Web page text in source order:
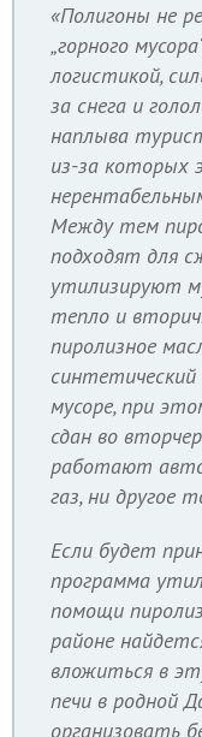
«Полигоны не
„горного
логистикой,
за снега и
наплыва
из-за которых
Между тем
подходят для
утилизируют
тепло и
пиролизное
мусоре, при
сдан во
работают
газ, ни другое
Если будет
программа
помощи
районе
вложиться в
печи в родной
организовать